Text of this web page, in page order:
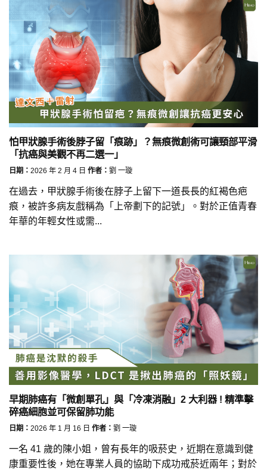
怕甲狀腺手術後脖子留「痕跡」？無痕微創術可讓頸部平滑
「抗癌與美觀不再二選一」
日期： 2026 年 2 月 4 日 作者： 劉 一璇
在過去，甲狀腺手術後在脖子上留下一道長長的紅褐色疤
痕，被許多病友戲稱為「上帝劃下的記號」。對於正值青春
年華的年輕女性或需...
早期肺癌有「微創單孔」與「冷凍消融」2 大利器 ! 精準擊
碎癌細胞並可保留肺功能
日期： 2026 年 1 月 16 日 作者： 劉 一璇
一名 41 歲的陳小姐，曾有長年的吸菸史，近期在意識到健
康重要性後，她在專業人員的協助下成功戒菸近兩年；對於